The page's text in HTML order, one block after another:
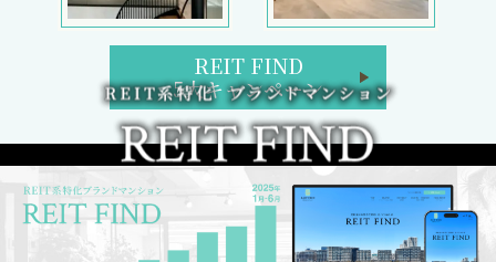
REIT FIND
5大キャンペーン